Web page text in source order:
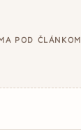
POD ČLÁNKOM